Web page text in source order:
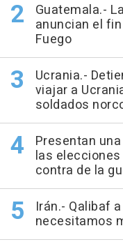
Guatemala.-
anuncian el
Fuego
Ucrania.-
viajar a
soldados
Presentan
las
contra de la
Irán.- Qalibaf
necesitamos